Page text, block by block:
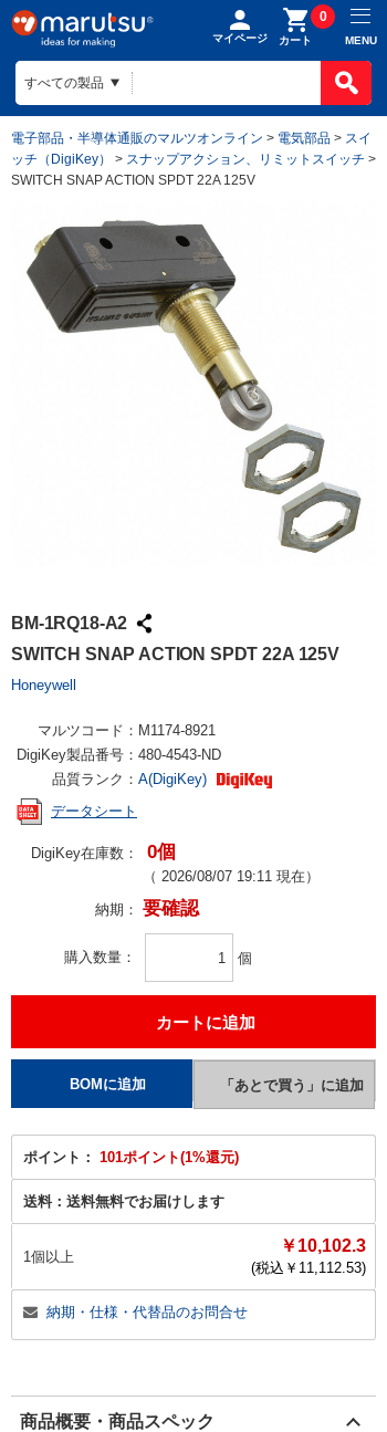
マイページ カート
0
MENU
電子部品・半導体通販のマルツオンライン > 電気部品 > スイ
ッチ（DigiKey）
> スナップアクション、リミットスイッチ >
SWITCH SNAP ACTION SPDT 22A 125V
BM-1RQ18-A2
SWITCH SNAP ACTION SPDT 22A 125V
Honeywell
マルツコード： M1174-8921
DigiKey製品番号： 480-4543-ND
品質ランク： A(DigiKey)
データシート
DigiKey在庫数： 0個
（ 2026/08/07 19:11 現在）
納期： 要確認
購入数量 個
ポイント： 101ポイント(1%還元)
送料： 送料無料でお届けします
1個以上
￥10,102.3
(税込￥ 11,112.53)
納期・仕様・代替品のお問合せ
商品概要・商品スペック